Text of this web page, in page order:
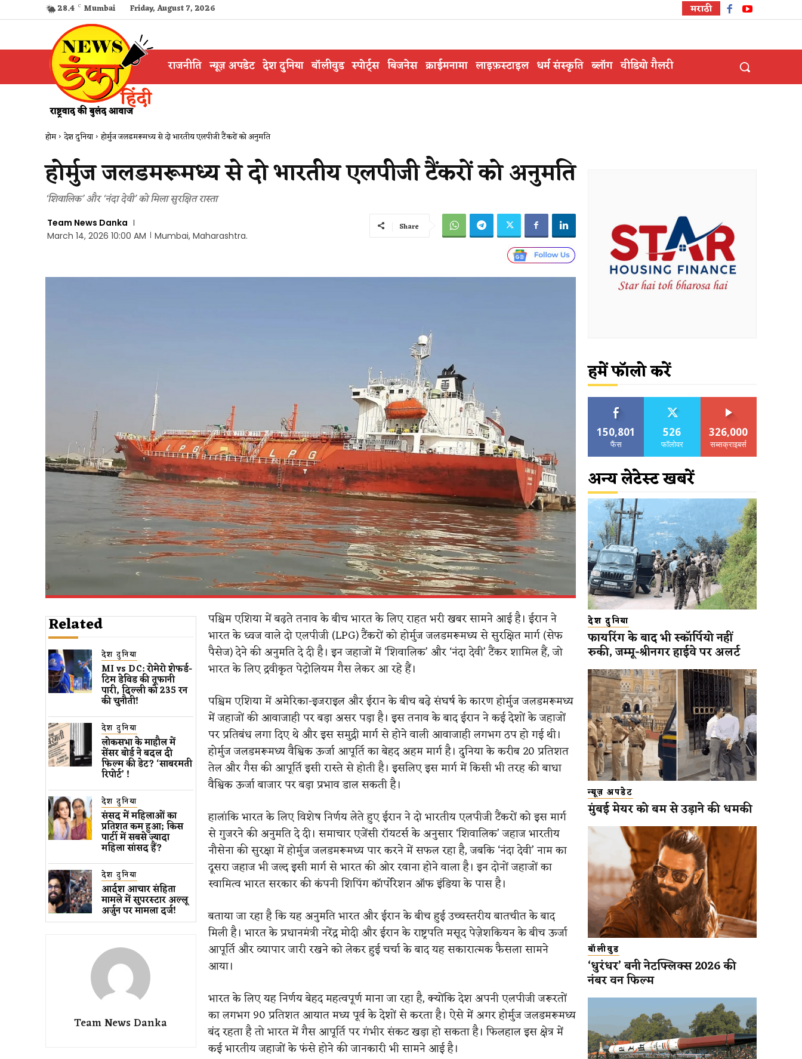
28.4 C Mumbai Friday, August 7, 2026 मराठी
राजनीति न्यूज़ अपडेट देश दुनिया बॉलीवुड स्पोर्ट्स बिजनेस क्राईमनामा लाइफ़स्टाइल धर्म संस्कृति ब्लॉग वीडियो गैलरी
होम देश दुनिया होर्मुज जलडमरूमध्य से दो भारतीय एलपीजी टैंकरों को अनुमति
होर्मुज जलडमरूमध्य से दो भारतीय एलपीजी टैंकरों को अनुमति
‘शिवालिक’ और ‘नंदा देवी’ को मिला सुरक्षित रास्ता
Team News Danka
March 14, 2026 10:00 AM
Mumbai, Maharashtra.
Share
Related
देश दुनिया
MI vs DC: रोमेरो शेफर्ड-
टिम डेविड की तूफानी
पारी, दिल्ली को 235 रन
की चुनौती!
देश दुनिया
लोकसभा के माहौल में
सेंसर बोर्ड ने बदल दी
फिल्म की डेट? ‘साबरमती
रिपोर्ट’ !
देश दुनिया
संसद में महिलाओं का
प्रतिशत कम ​हुआ​; किस
पार्टी में सबसे ज्यादा
महिला सांसद हैं?
देश दुनिया
आर्दश आचार संहिता
मामले में सुपरस्टार अल्लू
अर्जुन पर मामला दर्ज!
Team News Danka
पश्चिम एशिया में बढ़ते तनाव के बीच भारत के लिए राहत भरी खबर सामने आई है। ईरान ने
भारत के ध्वज वाले दो एलपीजी (LPG) टैंकरों को होर्मुज जलडमरूमध्य से सुरक्षित मार्ग (सेफ
पैसेज) देने की अनुमति दे दी है। इन जहाजों में ‘शिवालिक’ और ‘नंदा देवी’ टैंकर शामिल हैं, जो
भारत के लिए द्रवीकृत पेट्रोलियम गैस लेकर आ रहे हैं।
पश्चिम एशिया में अमेरिका-इजराइल और ईरान के बीच बढ़े संघर्ष के कारण होर्मुज जलडमरूमध्य
में जहाजों की आवाजाही पर बड़ा असर पड़ा है। इस तनाव के बाद ईरान ने कई देशों के जहाजों
पर प्रतिबंध लगा दिए थे और इस समुद्री मार्ग से होने वाली आवाजाही लगभग ठप हो गई थी।
होर्मुज जलडमरूमध्य वैश्विक ऊर्जा आपूर्ति का बेहद अहम मार्ग है। दुनिया के करीब 20 प्रतिशत
तेल और गैस की आपूर्ति इसी रास्ते से होती है। इसलिए इस मार्ग में किसी भी तरह की बाधा
वैश्विक ऊर्जा बाजार पर बड़ा प्रभाव डाल सकती है।
हालांकि भारत के लिए विशेष निर्णय लेते हुए ईरान ने दो भारतीय एलपीजी टैंकरों को इस मार्ग
से गुजरने की अनुमति दे दी। समाचार एजेंसी रॉयटर्स के अनुसार ‘शिवालिक’ जहाज भारतीय
नौसेना की सुरक्षा में होर्मुज जलडमरूमध्य पार करने में सफल रहा है, जबकि ‘नंदा देवी’ नाम का
दूसरा जहाज भी जल्द इसी मार्ग से भारत की ओर रवाना होने वाला है। इन दोनों जहाजों का
स्वामित्व भारत सरकार की कंपनी शिपिंग कॉर्पोरेशन ऑफ इंडिया के पास है।
बताया जा रहा है कि यह अनुमति भारत और ईरान के बीच हुई उच्चस्तरीय बातचीत के बाद
मिली है। भारत के प्रधानमंत्री नरेंद्र मोदी और ईरान के राष्ट्रपति मसूद पेज़ेशकियन के बीच ऊर्जा
आपूर्ति और व्यापार जारी रखने को लेकर हुई चर्चा के बाद यह सकारात्मक फैसला सामने
आया।
भारत के लिए यह निर्णय बेहद महत्वपूर्ण माना जा रहा है, क्योंकि देश अपनी एलपीजी जरूरतों
का लगभग 90 प्रतिशत आयात मध्य पूर्व के देशों से करता है। ऐसे में अगर होर्मुज जलडमरूमध्य
बंद रहता है तो भारत में गैस आपूर्ति पर गंभीर संकट खड़ा हो सकता है। फिलहाल इस क्षेत्र में
कई भारतीय जहाजों के फंसे होने की जानकारी भी सामने आई है।
हमें फॉलो करें
150,801
फैंस
526
फॉलोवर
326,000
सब्सक्राइबर्स
अन्य लेटेस्ट खबरें
देश दुनिया
फायरिंग के बाद भी स्कॉर्पियो नहीं
रुकी, जम्मू-श्रीनगर हाईवे पर अलर्ट
न्यूज़ अपडेट
मुंबई मेयर को बम से उड़ाने की धमकी
बॉलीवुड
‘धुरंधर’ बनी नेटफ्लिक्स 2026 की
नंबर वन फिल्म